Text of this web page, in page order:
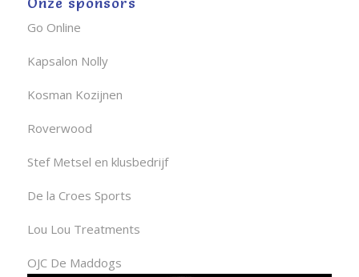
Go Online
Kapsalon Nolly
Kosman Kozijnen
Roverwood
Stef Metsel en klusbedrijf
De la Croes Sports
Lou Lou Treatments
OJC De Maddogs